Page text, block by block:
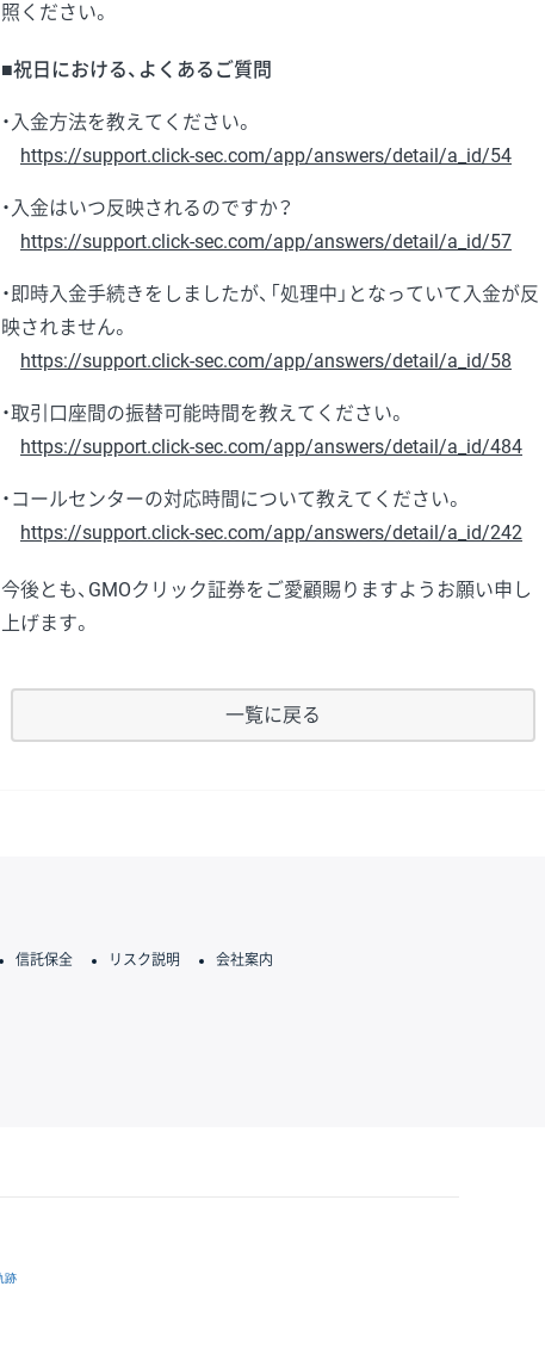
照ください。
■祝日における、よくあるご質問
・入金方法を教えてください。
https://support.click-sec.com/app/answers/detail/a_id/54
・入金はいつ反映されるのですか？
https://support.click-sec.com/app/answers/detail/a_id/57
・即時入金手続きをしましたが、「処理中」となっていて入金が反
映されません。
https://support.click-sec.com/app/answers/detail/a_id/58
・取引口座間の振替可能時間を教えてください。
https://support.click-sec.com/app/answers/detail/a_id/484
・コールセンターの対応時間について教えてください。
https://support.click-sec.com/app/answers/detail/a_id/242
今後とも、GMOクリック証券をご愛顧賜りますようお願い申し
上げます。
一覧に戻る
信託保全 リスク説明 会社案内
跡